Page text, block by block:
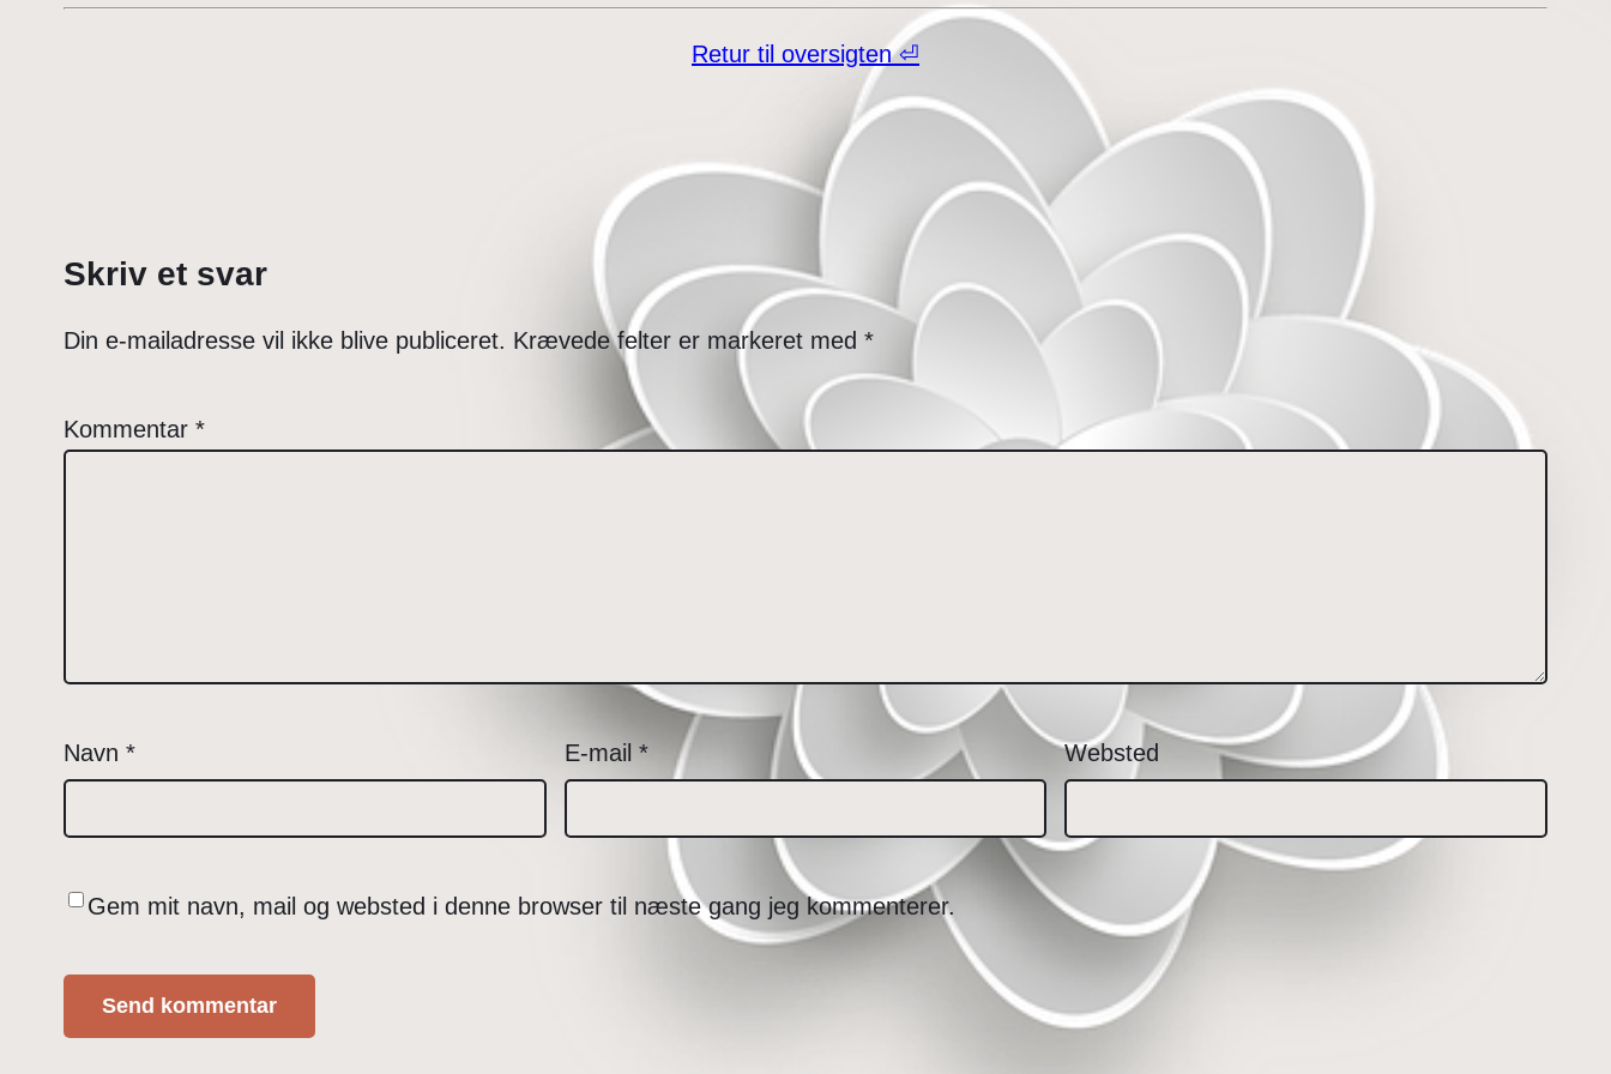
Retur til oversigten ⏎
Skriv et svar
Din e-mailadresse vil ikke blive publiceret. Krævede felter er markeret med *
Kommentar *
Navn * E-mail * Websted
Gem mit navn, mail og websted i denne browser til næste gang jeg kommenterer.